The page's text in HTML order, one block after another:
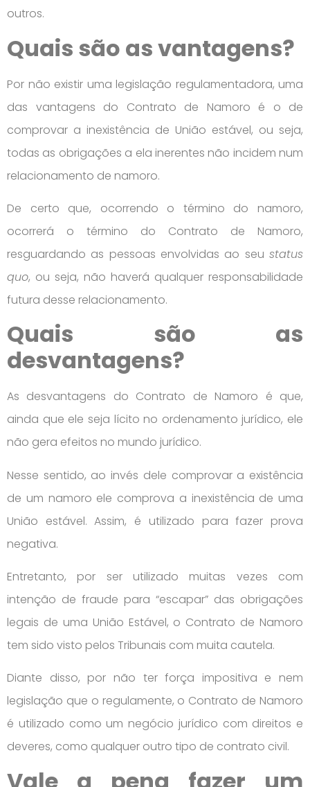
outros.
Quais são as vantagens?
Por não existir uma legislação regulamentadora, uma
das vantagens do Contrato de Namoro é o de
comprovar a inexistência de União estável, ou seja,
todas as obrigações a ela inerentes não incidem num
relacionamento de namoro.
De certo que, ocorrendo o término do namoro,
ocorrerá o término do Contrato de Namoro,
resguardando as pessoas envolvidas ao seu status
quo, ou seja, não haverá qualquer responsabilidade
futura desse relacionamento.
Quais são as
desvantagens?
As desvantagens do Contrato de Namoro é que,
ainda que ele seja lícito no ordenamento jurídico, ele
não gera efeitos no mundo jurídico.
Nesse sentido, ao invés dele comprovar a existência
de um namoro ele comprova a inexistência de uma
União estável. Assim, é utilizado para fazer prova
negativa.
Entretanto, por ser utilizado muitas vezes com
intenção de fraude para “escapar” das obrigações
legais de uma União Estável, o Contrato de Namoro
tem sido visto pelos Tribunais com muita cautela.
Diante disso, por não ter força impositiva e nem
legislação que o regulamente, o Contrato de Namoro
é utilizado como um negócio jurídico com direitos e
deveres, como qualquer outro tipo de contrato civil.